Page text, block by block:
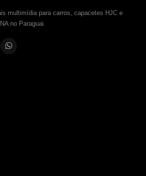
multimídia para carros, capacetes HJC e
no Paraguai.